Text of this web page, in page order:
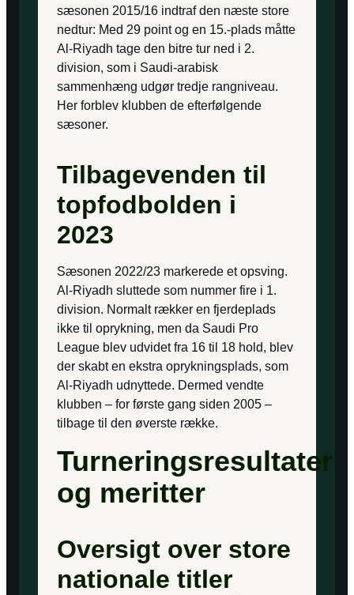
sæsonen 2015/16 indtraf den næste store
nedtur: Med 29 point og en 15.-plads måtte
Al-Riyadh tage den bitre tur ned i 2.
division, som i Saudi-arabisk
sammenhæng udgør tredje rangniveau.
Her forblev klubben de efterfølgende
sæsoner.
Tilbagevenden til
topfodbolden i
2023
Sæsonen 2022/23 markerede et opsving.
Al-Riyadh sluttede som nummer fire i 1.
division. Normalt rækker en fjerdeplads
ikke til oprykning, men da Saudi Pro
League blev udvidet fra 16 til 18 hold, blev
der skabt en ekstra oprykningsplads, som
Al-Riyadh udnyttede. Dermed vendte
klubben – for første gang siden 2005 –
tilbage til den øverste række.
Turneringsresultater
og meritter
Oversigt over store
nationale titler